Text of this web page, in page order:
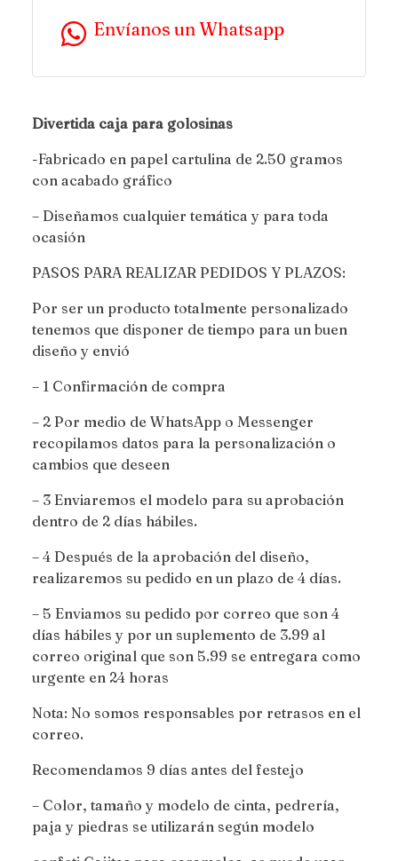
Envíanos un Whatsapp
Divertida caja para golosinas
-Fabricado en papel cartulina de 2.50 gramos
con acabado gráfico
– Diseñamos cualquier temática y para toda
ocasión
PASOS PARA REALIZAR PEDIDOS Y PLAZOS:
Por ser un producto totalmente personalizado
tenemos que disponer de tiempo para un buen
diseño y envió
– 1 Confirmación de compra
– 2 Por medio de WhatsApp o Messenger
recopilamos datos para la personalización o
cambios que deseen
– 3 Enviaremos el modelo para su aprobación
dentro de 2 días hábiles.
– 4 Después de la aprobación del diseño,
realizaremos su pedido en un plazo de 4 días.
– 5 Enviamos su pedido por correo que son 4
días hábiles y por un suplemento de 3.99 al
correo original que son 5.99 se entregara como
urgente en 24 horas
Nota: No somos responsables por retrasos en el
correo.
Recomendamos 9 días antes del festejo
– Color, tamaño y modelo de cinta, pedrería,
paja y piedras se utilizarán según modelo